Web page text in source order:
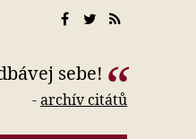
sebe!
-archív citátů